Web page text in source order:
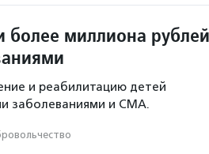
более миллиона рублей
и реабилитацию детей
заболеваниями и СМА.